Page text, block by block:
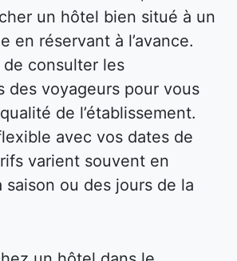
un hôtel bien situé à un
en réservant à l’avance.
de consulter les
des voyageurs pour vous
de l’établissement.
avec vos dates de
varient souvent en
ou des jours de la